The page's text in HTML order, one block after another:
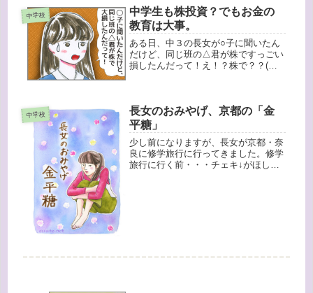
いんだって。こっち買ってそう！最近
この...
中学校
中学生も株投資？でもお金の
教育は大事。
ある日、中３の長女が○子に聞いたん
だけど、同じ班の△君が株ですっごい
損したんだって！え！？株で？？(￣Д
しないか呼びかけていたそうです。...
中学校
長女のおみやげ、京都の「金
平糖」
少し前になりますが、長女が京都・奈
良に修学旅行に行ってきました。修学
旅行に行く前・・・チェキ↓がほしい